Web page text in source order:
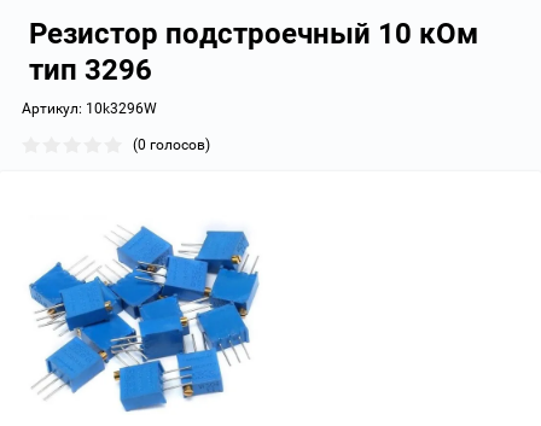
Резистор подстроечный 10 кОм
тип 3296
Артикул: 10k3296W
(0 голосов)